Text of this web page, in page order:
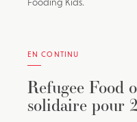
EN CONTINU
Refugee Food
solidaire pour